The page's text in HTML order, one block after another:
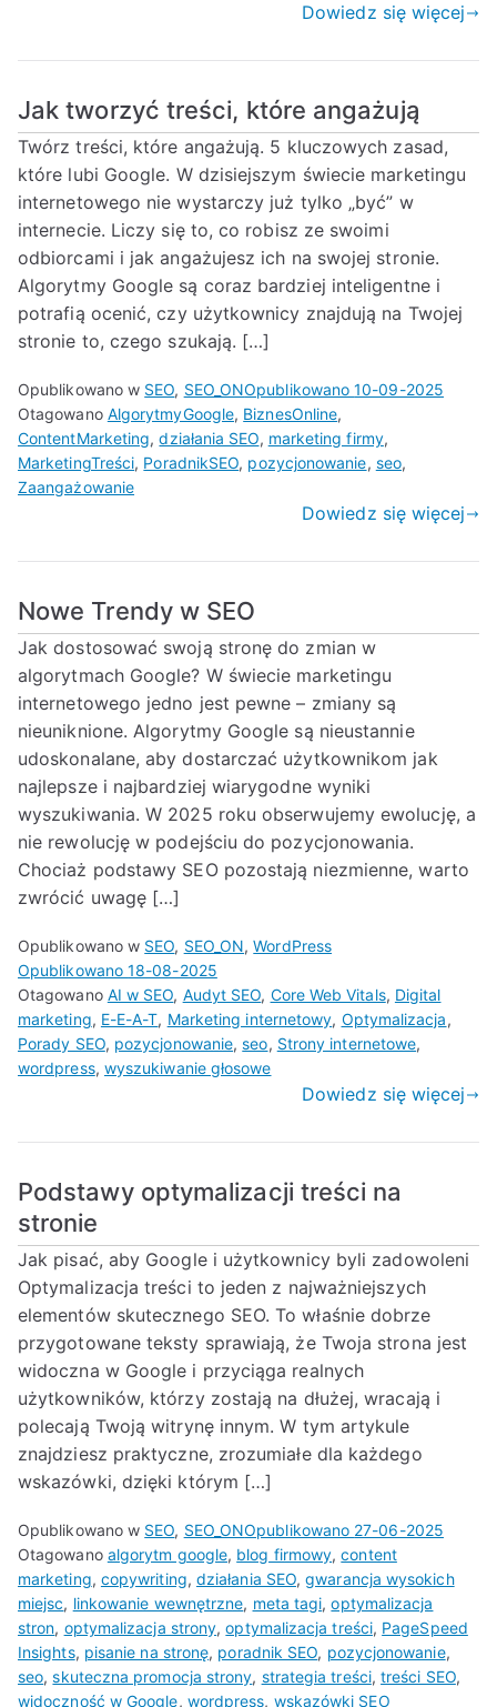
Dowiedz się więcej
Jak tworzyć treści, które angażują
Twórz treści, które angażują. 5 kluczowych zasad,
które lubi Google. W dzisiejszym świecie marketingu
internetowego nie wystarczy już tylko „być” w
internecie. Liczy się to, co robisz ze swoimi
odbiorcami i jak angażujesz ich na swojej stronie.
Algorytmy Google są coraz bardziej inteligentne i
potrafią ocenić, czy użytkownicy znajdują na Twojej
stronie to, czego szukają. […]
Opublikowano w SEO, SEO_ONOpublikowano10-09-2025
Otagowano AlgorytmyGoogle, BiznesOnline,
ContentMarketing,działania SEO, marketing firmy,
MarketingTreści, PoradnikSEO, pozycjonowanie, seo,
Zaangażowanie
Dowiedz się więcej
Nowe Trendy w SEO
Jak dostosować swoją stronę do zmian w
algorytmach Google? W świecie marketingu
internetowego jedno jest pewne – zmiany są
nieuniknione. Algorytmy Google są nieustannie
udoskonalane, aby dostarczać użytkownikom jak
najlepsze i najbardziej wiarygodne wyniki
wyszukiwania. W 2025 roku obserwujemy ewolucję, a
nie rewolucję w podejściu do pozycjonowania.
Chociaż podstawy SEO pozostają niezmienne, warto
zwrócić uwagę […]
Opublikowano w SEO, SEO_ON,WordPress
Opublikowano18-08-2025
Otagowano AI w SEO, Audyt SEO, Core Web Vitals, Digital
marketing, E-E-A-T, Marketing internetowy, Optymalizacja,
Porady SEO, pozycjonowanie,seo, Strony internetowe,
wordpress, wyszukiwanie głosowe
Dowiedz się więcej
Podstawy optymalizacji treści na
stronie
Jak pisać, aby Google i użytkownicy byli zadowoleni
Optymalizacja treści to jeden z najważniejszych
elementów skutecznego SEO. To właśnie dobrze
przygotowane teksty sprawiają, że Twoja strona jest
widoczna w Google i przyciąga realnych
użytkowników, którzy zostają na dłużej, wracają i
polecają Twoją witrynę innym. W tym artykule
znajdziesz praktyczne, zrozumiałe dla każdego
wskazówki, dzięki którym […]
Opublikowano w SEO, SEO_ONOpublikowano 27-06-2025
Otagowano algorytm google, blog firmowy,content
marketing, copywriting, działania SEO,gwarancja wysokich
miejsc, linkowanie wewnętrzne, meta tagi,optymalizacja
stron, optymalizacja strony,optymalizacja treści, PageSpeed
Insights, pisanie na stronę, poradnik SEO, pozycjonowanie,
seo,skuteczna promocja strony, strategia treści,treści SEO,
widoczność w Google, wordpress, wskazówki SEO